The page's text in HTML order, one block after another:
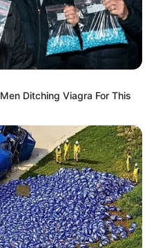
Ditching Viagra For This